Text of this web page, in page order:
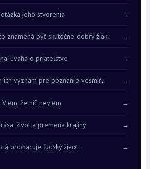
jeho stvorenia →
znamená byť skutočne dobrý žiak →
úvaha o priateľstve →
ich význam pre poznanie vesmíru →
že nič neviem →
život a premena krajiny →
obohacuje ľudský život →